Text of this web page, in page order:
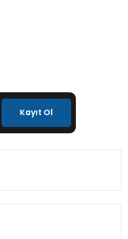
Kayıt Ol